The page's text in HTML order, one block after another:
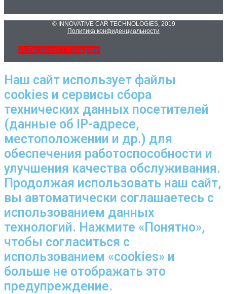
© INNOVATIVE CAR TECHNOLOGIES, 2019
Политика конфиденциальности
Vk Facebook-f Instagram
Наш сайт использует файлы
cookies и сервисы сбора
технических данных посетителей
(данные об IP-адресе,
местоположении и др.) для
обеспечения работоспособности и
улучшения качества обслуживания.
Продолжая использовать наш сайт,
вы автоматически соглашаетесь с
использованием данных
технологий. Нажмите «Понятно»,
чтобы согласиться с
использованием «cookies» и
больше не отображать это
предупреждение.